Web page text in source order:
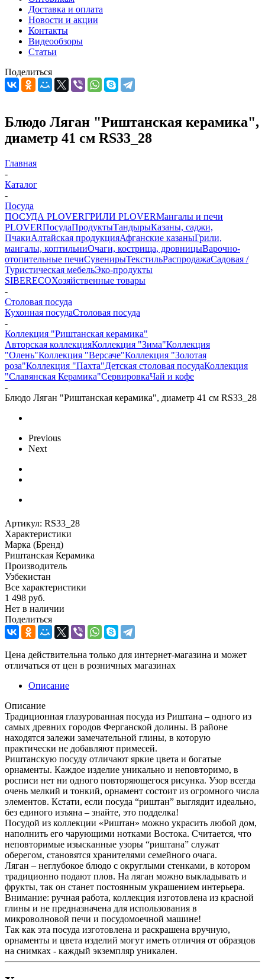
Доставка и оплата
Новости и акции
Контакты
Видеообзоры
Статьи
Поделиться
Блюдо Ляган "Риштанская керамика",
диаметр 41 см RS33_28
Главная
-
Каталог
-
Посуда
ПОСУДА PLOVERГРИЛИ PLOVERМангалы и печи
PLOVERПосудаПродуктыТандырыКазаны, саджи,
ПчакиАлтайская продукцияАфганские казаныГрили,
мангалы, коптильниОчаги, кострища, дровницыВарочно-
отопительные печиСувенирыТекстильРаспродажаСадовая /
Туристическая мебельЭко-продукты
SIBERECOХозяйственные товары
-
Столовая посуда
Кухонная посудаСтоловая посуда
-
Коллекция "Риштанская керамика"
Авторская коллекцияКоллекция "Зима"Коллекция
"Олень"Коллекция "Версаче"Коллекция "Золотая
роза"Коллекция "Пахта"Детская столовая посудаКоллекция
"Славянская Керамика"СервировкаЧай и кофе
-
Блюдо Ляган "Риштанская керамика", диаметр 41 см RS33_28
Previous
Next
Артикул: RS33_28
Характеристики
Марка (Бренд)
Риштанская Керамика
Производитель
Узбекистан
Все характеристики
1 498 руб.
Нет в наличии
Поделиться
Цена действительна только для интернет-магазина и может
отличаться от цен в розничных магазинах
Описание
Описание
Традиционная глазурованная посуда из Риштана – одного из
самых древних городов Ферганской долины. В районе
находятся залежи замечательной глины, в которую
практически не добавляют примесей.
Риштанскую посуду отличают яркие цвета и богатые
орнаменты. Каждое изделие уникально и неповторимо, в
росписи нет ни одного повторяющегося рисунка. Узор всегда
очень мелкий и тонкий, орнамент состоит из огромного числа
элементов. Кстати, если посуда “риштан” выглядит идеально,
без единого изъяна – знайте, это подделка!
Посудой из коллекции «Риштан» можно украсить любой дом,
наполнить его чарующими нотками Востока. Считается, что
неповторимые изысканные узоры “риштана” служат
оберегом, становятся хранителями семейного очага.
Ляган – неглубокое блюдо с округлыми стенками, в котором
традиционно подают плов. На ляган можно выкладывать и
фрукты, так он станет постоянным украшением интерьера.
Внимание: ручная работа, коллекция изготовлена из красной
глины и не предназначена для использования в
микроволновой печи и посудомоечной машине!
Так как эта посуда изготовлена и раскрашена вручную,
орнаменты и цвета изделий могут иметь отличия от образцов
на снимках - каждый экземпляр уникален.